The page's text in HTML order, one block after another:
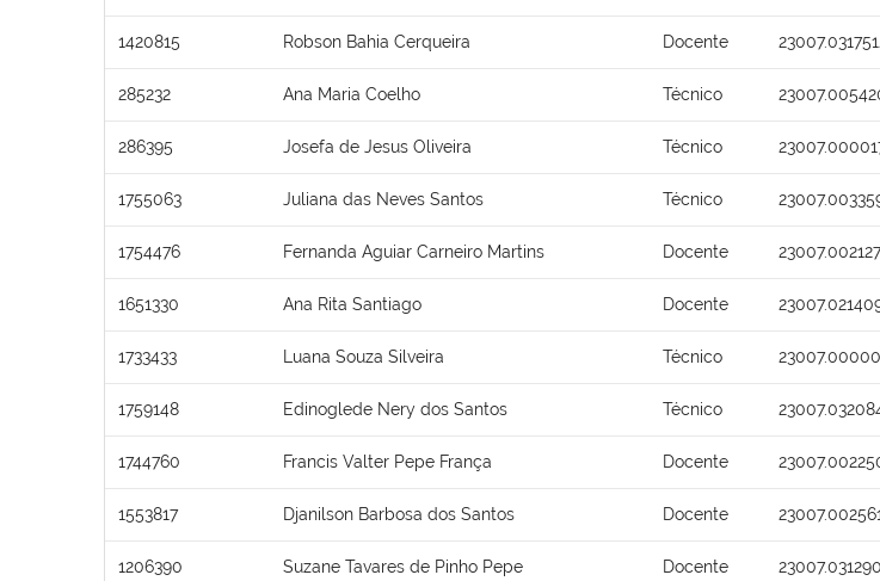
1420815 Robson Bahia Cerqueira Docente
285232 Ana Maria Coelho Técnico
286395 Josefa de Jesus Oliveira Técnico
1755063 Juliana das Neves Santos Técnico
1754476 Fernanda Aguiar Carneiro Martins Docente
1651330 Ana Rita Santiago Docente
1733433 Luana Souza Silveira Técnico
1759148 Edinoglede Nery dos Santos Técnico
1744760 Francis Valter Pepe França Docente
1553817 Djanilson Barbosa dos Santos Docente
1206390 Suzane Tavares de Pinho Pepe Docente